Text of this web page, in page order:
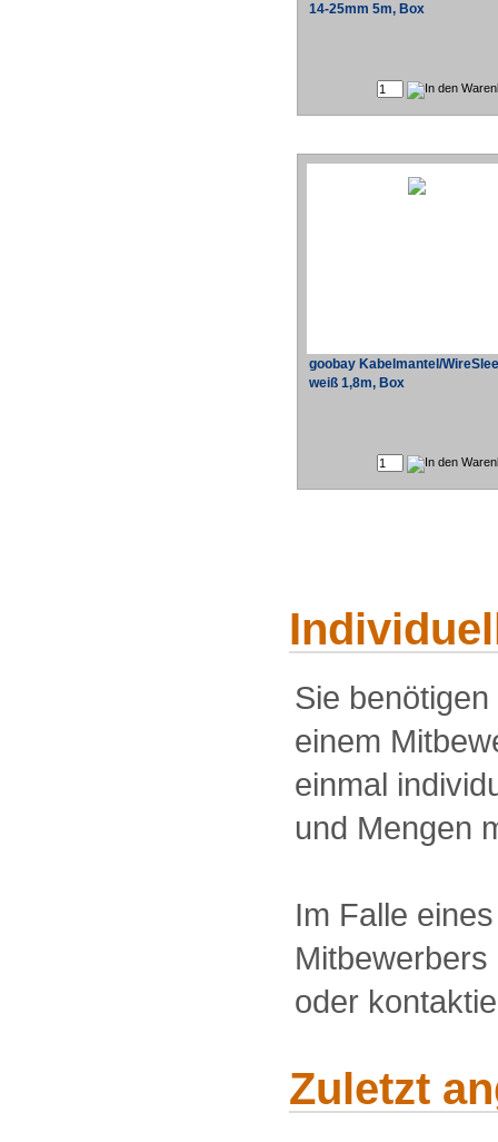
14-25mm 5m, Box
goobay Kabelmantel/
weiß 1,8m, Box
Sie
einem
einmal
und Mengen
Im Falle
oder
Zuletzt